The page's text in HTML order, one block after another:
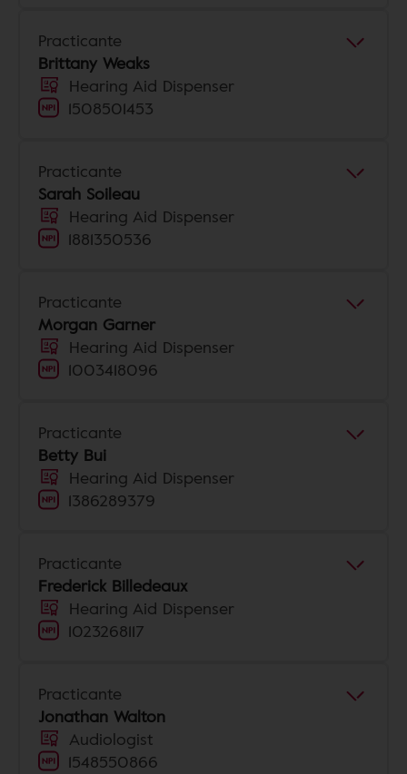
Practicante
Brittany Weaks
Hearing Aid Dispenser
1508501453
Practicante
Sarah Soileau
Hearing Aid Dispenser
1881350536
Practicante
Morgan Garner
Hearing Aid Dispenser
1003418096
Practicante
Betty Bui
Hearing Aid Dispenser
1386289379
Practicante
Frederick Billedeaux
Hearing Aid Dispenser
1023268117
Practicante
Jonathan Walton
Audiologist
1548550866